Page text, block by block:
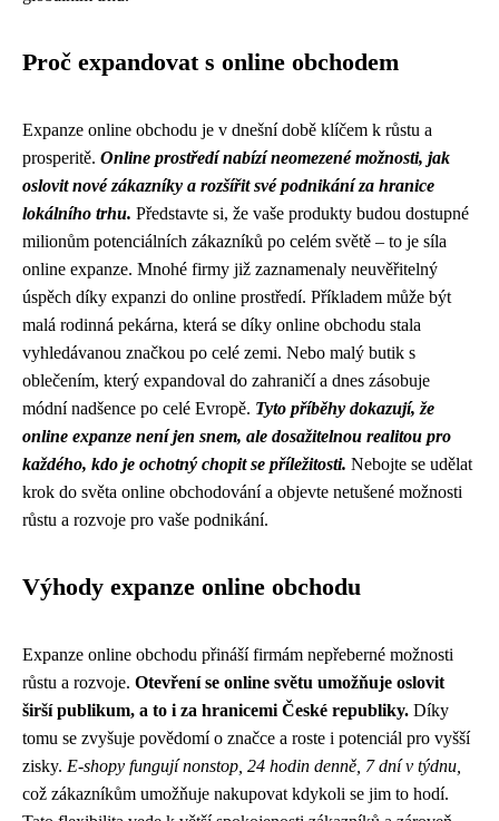
Proč expandovat s online obchodem
Expanze online obchodu je v dnešní době klíčem k růstu a
prosperitě. Online prostředí nabízí neomezené možnosti, jak
oslovit nové zákazníky a rozšířit své podnikání za hranice
lokálního trhu. Představte si, že vaše produkty budou dostupné
milionům potenciálních zákazníků po celém světě – to je síla
online expanze. Mnohé firmy již zaznamenaly neuvěřitelný
úspěch díky expanzi do online prostředí. Příkladem může být
malá rodinná pekárna, která se díky online obchodu stala
vyhledávanou značkou po celé zemi. Nebo malý butik s
oblečením, který expandoval do zahraničí a dnes zásobuje
módní nadšence po celé Evropě. Tyto příběhy dokazují, že
online expanze není jen snem, ale dosažitelnou realitou pro
každého, kdo je ochotný chopit se příležitosti. Nebojte se udělat
krok do světa online obchodování a objevte netušené možnosti
růstu a rozvoje pro vaše podnikání.
Výhody expanze online obchodu
Expanze online obchodu přináší firmám nepřeberné možnosti
růstu a rozvoje. Otevření se online světu umožňuje oslovit
širší publikum, a to i za hranicemi České republiky. Díky
tomu se zvyšuje povědomí o značce a roste i potenciál pro vyšší
zisky. E-shopy fungují nonstop, 24 hodin denně, 7 dní v týdnu,
což zákazníkům umožňuje nakupovat kdykoli se jim to hodí.